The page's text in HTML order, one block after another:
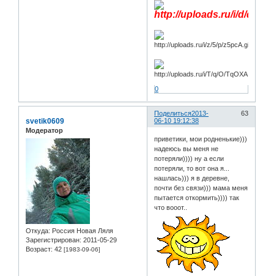
0
Поделиться 63
2013-
06-10 19:12:38
svetik0609
Модератор
Откуда: Россия Новая Ляля
Зарегистрирован: 2011-05-29
Возраст: 42 [1983-09-06]
приветики, мои родненькие)))
надеюсь вы меня не
потеряли)))) ну а если
потеряли, то вот она я...
нашлась))) я в деревне,
почти без связи))) мама меня
пытается откормить)))) так
что вооот..